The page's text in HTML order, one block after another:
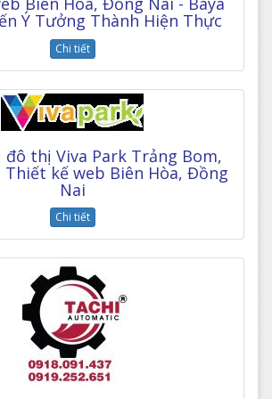
Ý Tưởng Thành Hiện Thực
Chi tiết
đô thị Viva Park Trảng Bom,
kế web Biên Hòa, Đồng
Nai
Chi tiết